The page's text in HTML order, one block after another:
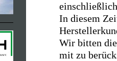
In diesem
Wir bitten
mit zu